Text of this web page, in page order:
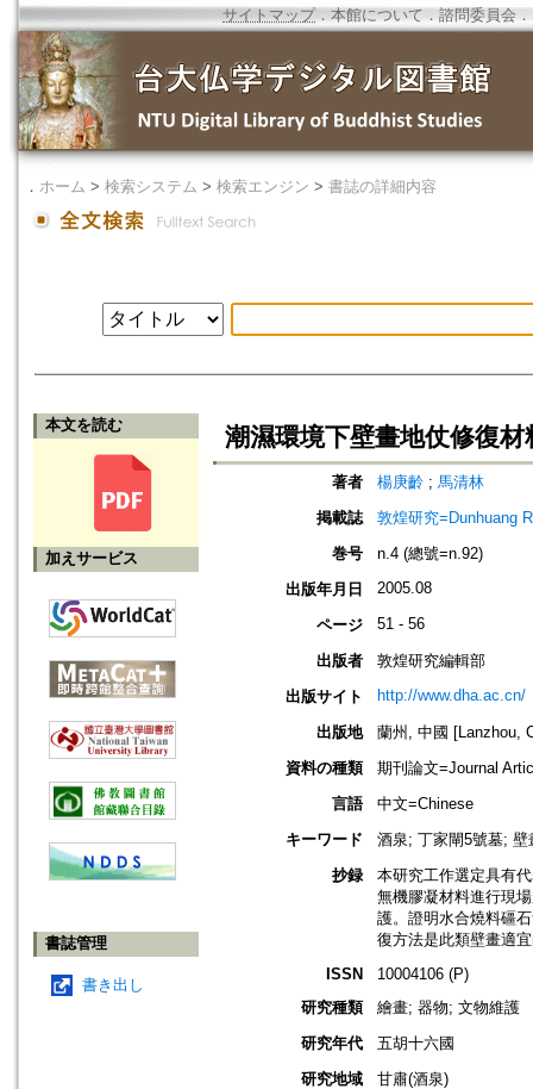
サイトマップ．本館について ． 諮問委員会 ．
． ホーム > 検索システム > 検索エンジン > 書誌の詳細内容
本文を読む
加えサービス
書誌管理
書き出し
潮濕環境下壁畫地仗修復材
著者 楊庚齡 ; 馬清林
掲載誌
敦煌研究=Dunhuang
巻号
n.4 (總號=n.92)
出版年月日
2005.08
ページ 51 - 56
出版者
敦煌研究編輯部
出版サイト
http://www.dha.ac.cn/
出版地
蘭州, 中國 [Lanzhou,
資料の種類
期刊論文=Journal
言語
中文=Chinese
キーワード
酒泉; 丁家閘5號墓;
抄録
本研究工作選定具有
無機膠凝材料進行現
護。證明水合燒料礓
復方法是此類壁畫適
ISSN
10004106 (P)
研究種類
繪畫; 器物; 文物維護
研究年代
五胡十六國
研究地域
甘肅(酒泉)